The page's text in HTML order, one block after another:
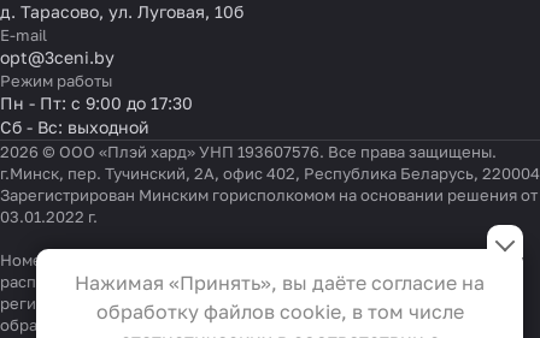
д. Тарасово, ул. Луговая, 10б
E-mail
opt@3ceni.by
Режим работы
Пн - Пт: с 9:00 до 17:30
Сб - Вс: выходной
2026 © ООО «Плэй хард» УНП 193607576. Все права защищены.
г.Минск, пер. Тучинский, 2А, офис 402, Республика Беларусь, 220004
Зарегистрирован Минским горисполкомом на основании решения от
03.01.2022 г.
Номер телефона работников местных исполнительных и
распорядительных органов по месту государственной
регистрации ООО «Плэй хард», уполномоченных рассматривать
обращения покупателей: +375 17 323-41-58,+375 17 370-30-64
Настройки файлов cookie
Функциональные
Эти файлы необходимы для
функционирования сайта и не
Нажимая «Принять», вы даёте согласие на
обработку файлов cookie, в том числе